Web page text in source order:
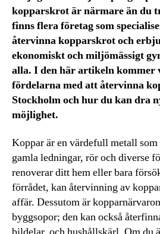
kopparskrot är närmare än du
finns flera företag som
återvinna kopparskrot och
ekonomiskt och miljömässigt
alla. I den här artikeln kommer
fördelarna med att återvinna
Stockholm och hur du kan dra
möjlighet.
Koppar är en värdefull metall
gamla ledningar, rör och diverse
renoverar ditt hem eller bara
förrådet, kan återvinning av
affär. Dessutom är
byggsopor; den kan också